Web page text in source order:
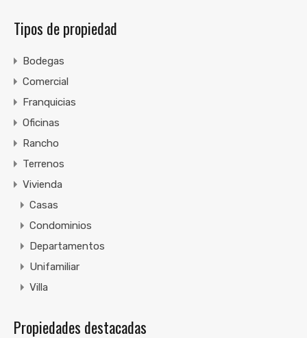
Tipos de propiedad
Bodegas
Comercial
Franquicias
Oficinas
Rancho
Terrenos
Vivienda
Casas
Condominios
Departamentos
Unifamiliar
Villa
Propiedades destacadas